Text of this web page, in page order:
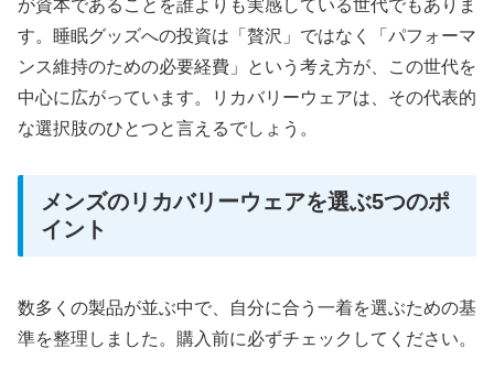
が資本であることを誰よりも実感している世代でもありま
す。睡眠グッズへの投資は「贅沢」ではなく「パフォーマ
ンス維持のための必要経費」という考え方が、この世代を
中心に広がっています。リカバリーウェアは、その代表的
な選択肢のひとつと言えるでしょう。
メンズのリカバリーウェアを選ぶ5つのポ
イント
数多くの製品が並ぶ中で、自分に合う一着を選ぶための基
準を整理しました。購入前に必ずチェックしてください。